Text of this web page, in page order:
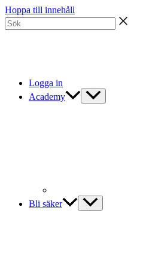
Hoppa till innehåll
Logga in
Academy
Bli säker